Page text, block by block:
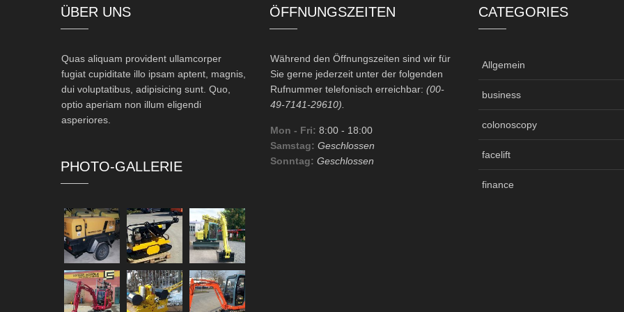
ÜBER UNS
Quas aliquam provident ullamcorper
fugiat cupiditate illo ipsam aptent, magnis,
dui voluptatibus, adipisicing sunt. Quo,
optio aperiam non illum eligendi
asperiores.
PHOTO-GALLERIE
ÖFFNUNGSZEITEN
Während den Öffnungszeiten sind wir für
Sie gerne jederzeit unter der folgenden
Rufnummer telefonisch erreichbar: (00-
49-7141-29610).
Mon - Fri: 8:00 - 18:00
Samstag: Geschlossen
Sonntag: Geschlossen
CATEGORIES
Allgemein
business
colonoscopy
facelift
finance